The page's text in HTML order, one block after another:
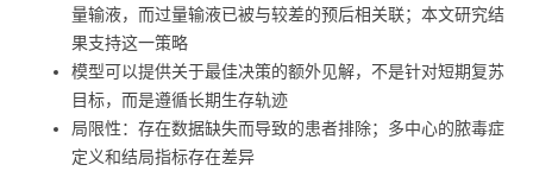
量输液，而过量输液已被与较差的预后相关联；本文研究结
果支持这一策略
模型可以提供关于最佳决策的额外见解，不是针对短期复苏
目标，而是遵循长期生存轨迹
局限性：存在数据缺失而导致的患者排除；多中心的脓毒症
定义和结局指标存在差异